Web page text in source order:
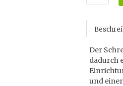
Der
dadurch
und